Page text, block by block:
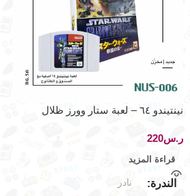
نينتيندو ٦٤ – لعبة ستار وورز ظلال
ر.س
قراءة المزيد
الندرة نادر